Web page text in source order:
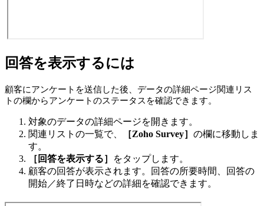
回答を表示するには
顧客にアンケートを送信した後、データの詳細ページ関連リス
トの欄からアンケートのステータスを確認できます。
対象のデータの詳細ページを開きます。
関連リストの一覧で、
［Zoho Survey］ の欄に移動しま
す。
［回答を表示する］
をタップします。
顧客の回答が表示されます。回答の所要時間、回答の
開始／終了日時などの詳細を確認できます。